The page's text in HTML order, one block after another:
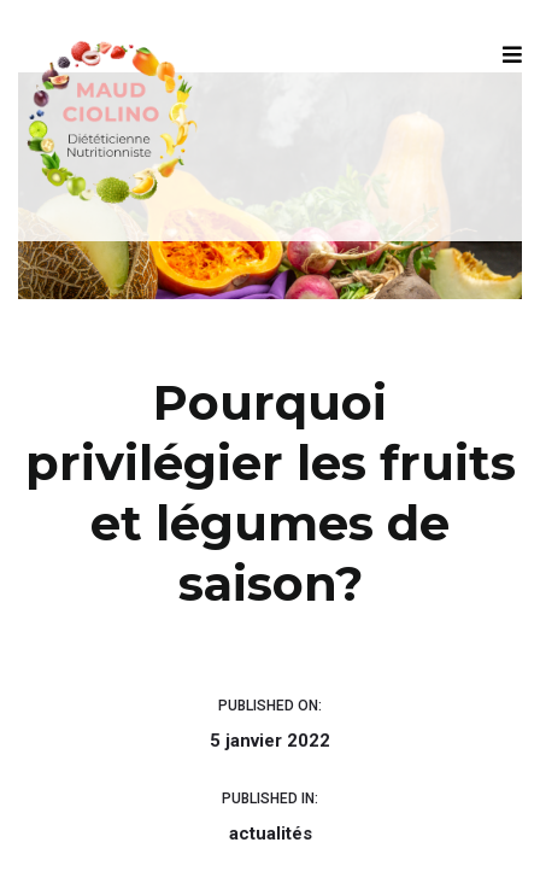
Pourquoi
privilégier les fruits
et légumes de
saison?
PUBLISHED ON:
5 janvier 2022
PUBLISHED IN:
actualités